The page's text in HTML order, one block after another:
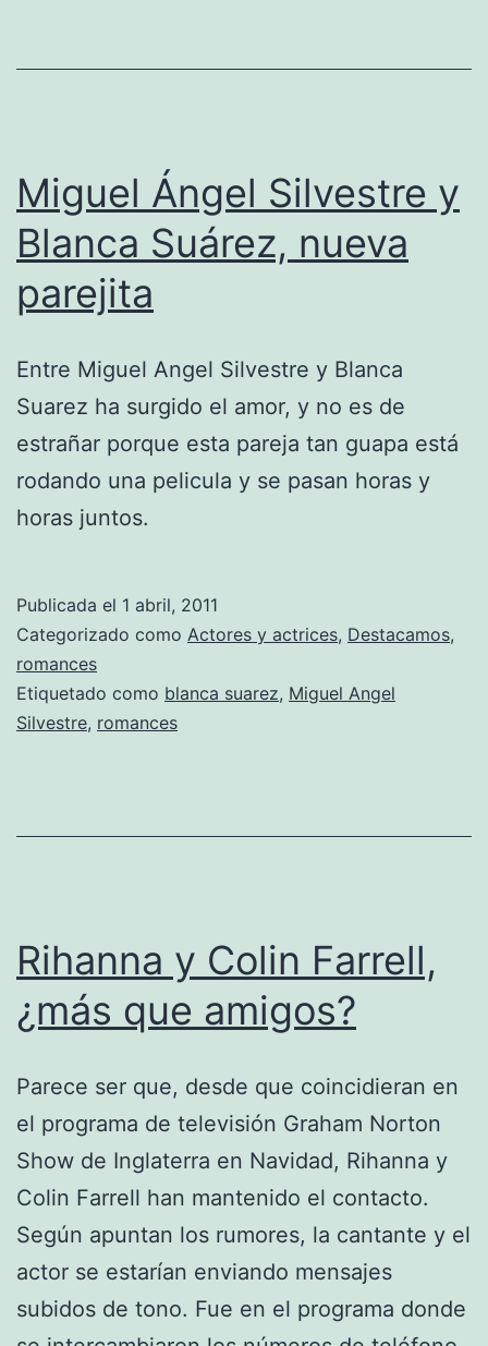
Miguel Ángel Silvestre y
Blanca Suárez, nueva
parejita
Entre Miguel Angel Silvestre y Blanca
Suarez ha surgido el amor, y no es de
estrañar porque esta pareja tan guapa está
rodando una pelicula y se pasan horas y
horas juntos.
Publicada el 1 abril, 2011
Categorizado como Actores y actrices, Destacamos,
romances
Etiquetado como blanca suarez, Miguel Angel
Silvestre, romances
Rihanna y Colin Farrell,
¿más que amigos?
Parece ser que, desde que coincidieran en
el programa de televisión Graham Norton
Show de Inglaterra en Navidad, Rihanna y
Colin Farrell han mantenido el contacto.
Según apuntan los rumores, la cantante y el
actor se estarían enviando mensajes
subidos de tono. Fue en el programa donde